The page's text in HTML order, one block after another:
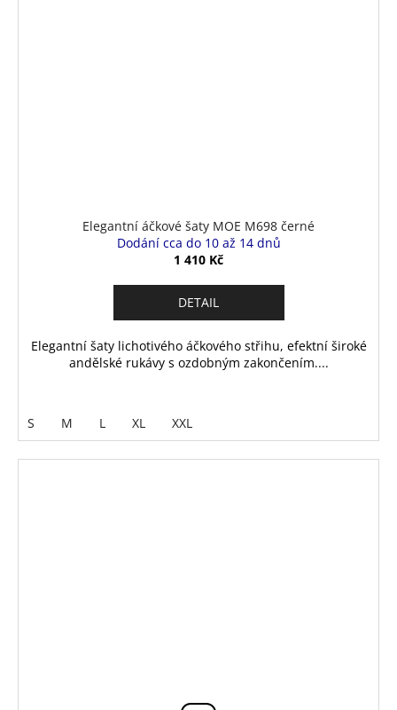
Elegantní áčkové šaty MOE M698 černé
Dodání cca do 10 až 14 dnů
1 410 Kč
DETAIL
Elegantní šaty lichotivého áčkového střihu, efektní široké
andělské rukávy s ozdobným zakončením....
S M L XL XXL